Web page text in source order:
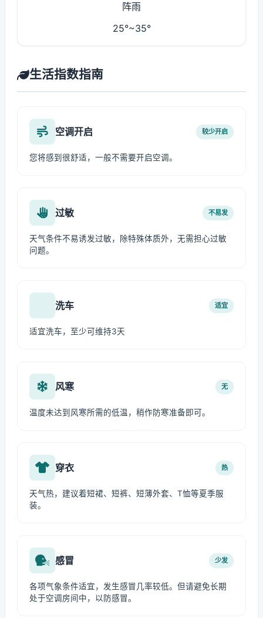
阵雨
25°~35°
生活指数指南
空调开启 较少开启
您将感到很舒适，一般不需要开启空调。
过敏 不易发
天气条件不易诱发过敏，除特殊体质外，无需担心过敏
问题。
洗车 适宜
适宜洗车，至少可维持3天
风寒 无
温度未达到风寒所需的低温，稍作防寒准备即可。
穿衣 热
天气热，建议着短裙、短裤、短薄外套、T恤等夏季服
装。
感冒 少发
各项气象条件适宜，发生感冒几率较低。但请避免长期
处于空调房间中，以防感冒。